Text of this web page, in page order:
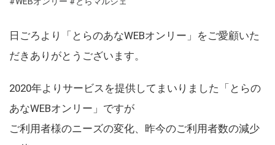
日ごろより「とらのあなWEBオンリー」をご愛顧いた
だきありがとうございます。
2020年よりサービスを提供してまいりました「とらの
あなWEBオンリー」ですが
ご利用者様のニーズの変化、昨今のご利用者数の減少